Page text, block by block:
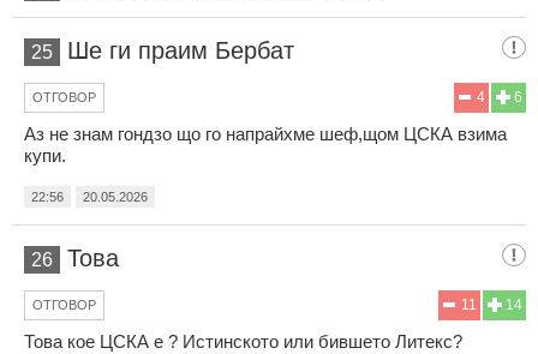
25 Ше ги праим Бербат
6
4
ОТГОВОР
Аз не знам гондзо що го напрайхме шеф,щом ЦСКА взима
купи.
22:56 20.05.2026
26 Това
14
11
ОТГОВОР
Това кое ЦСКА е ? Истинското или бившето Литекс?